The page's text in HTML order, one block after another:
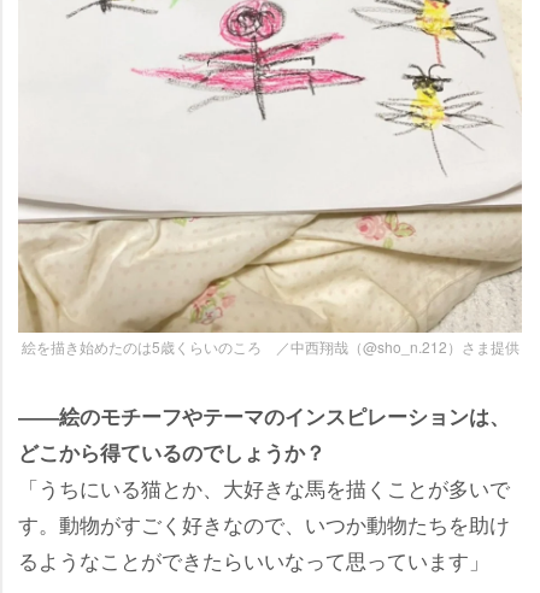
絵を描き始めたのは5歳くらいのころ ／中西翔哉（@sho_n.212）さま提供
――絵のモチーフやテーマのインスピレーションは、
どこから得ているのでしょうか？
「うちにいる猫とか、大好きな馬を描くことが多いで
す。動物がすごく好きなので、いつか動物たちを助け
るようなことができたらいいなって思っています」